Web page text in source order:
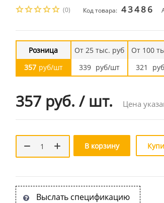
(0) Код товара: 43486
Розница
357 руб/шт
От 25 тыс. руб
339 руб/шт
От 100
321
357 руб. / шт. Цена
В корзину
Выслать спецификацию